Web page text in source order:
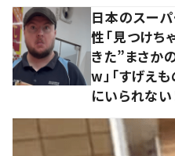
日本のスー
性「見つけち
きた”まさか
w」「すげえ
にいられない